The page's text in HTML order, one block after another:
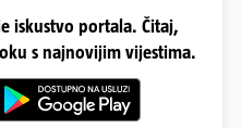
iskustvo portala. Čitaj,
s najnovijim vijestima.